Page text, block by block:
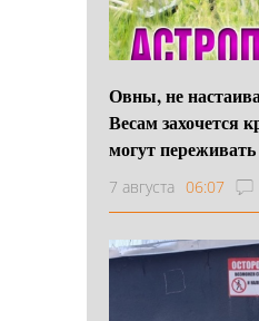
Овны, не
Весам захочется
могут
7 августа 06:07